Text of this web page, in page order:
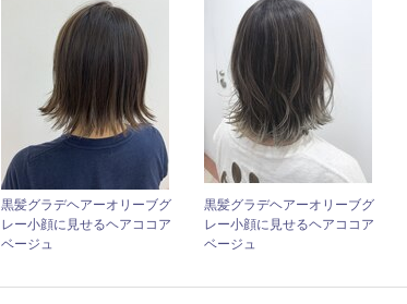
黒髪グラデヘアーオリーブグ
レー小顔に見せるヘアココア
ベージュ
黒髪グラデヘアーオリーブグ
レー小顔に見せるヘアココア
ベージュ